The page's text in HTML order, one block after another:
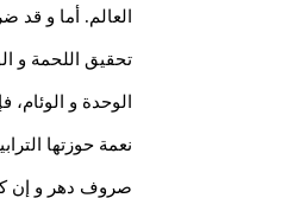
العالم. أما و قد
تحقيق اللحمة و
الوحدة و
نعمة حوزتها
صروف دهر و إن